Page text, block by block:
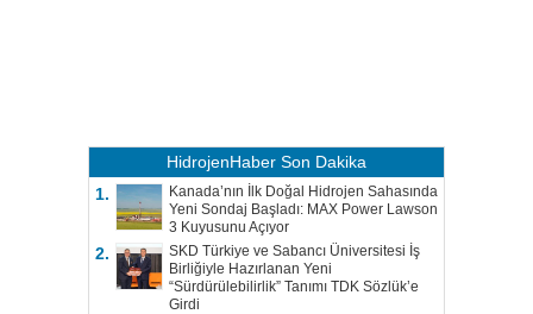
HidrojenHaber Son Dakika
1.
Kanada’nın İlk Doğal Hidrojen Sahasında
Yeni Sondaj Başladı: MAX Power Lawson
3 Kuyusunu Açıyor
2.
SKD Türkiye ve Sabancı Üniversitesi İş
Birliğiyle Hazırlanan Yeni
“Sürdürülebilirlik” Tanımı TDK Sözlük’e
Girdi